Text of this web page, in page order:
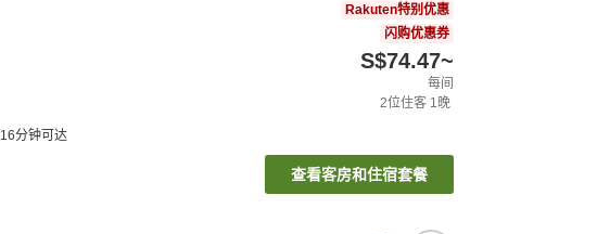
16分钟可达
Rakuten特别优惠
闪购优惠券
S$74.47~
每间
2位住客 1晚
查看客房和住宿套餐